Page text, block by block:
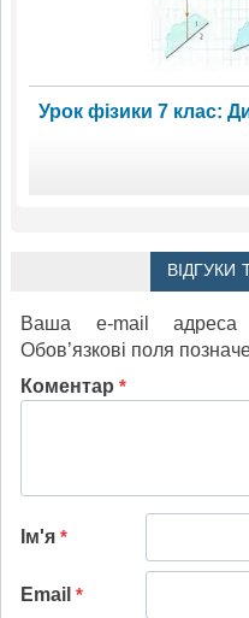
Урок фізики 7 клас:
ВІДГУКИ
Ваша e-mail адреса
Обов’язкові поля
Коментар *
Ім'я *
Email *